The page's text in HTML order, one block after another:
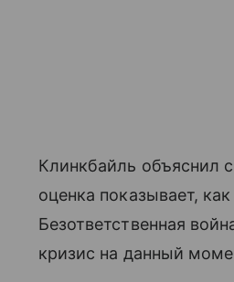
Клинкбайль объяснил
оценка показывает,
Безответственная
кризис на данный